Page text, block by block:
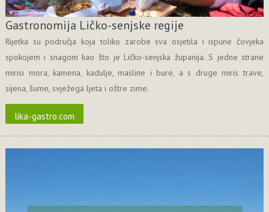
Gastronomija Ličko-senjske regije
Rijetka su područja koja toliko zarobe sva osjetila i ispune čovjeka
spokojem i snagom kao što je Ličko-senjska županija. S jedne strane
mirisi mora, kamena, kadulje, masline i bure, a s druge miris trave,
sijena, šume, svježega ljeta i oštre zime.
lika-gastro.com